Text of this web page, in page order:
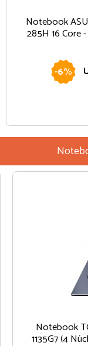
Notebook
285H 16 Core
-6%
Notebook
1135G7 (4